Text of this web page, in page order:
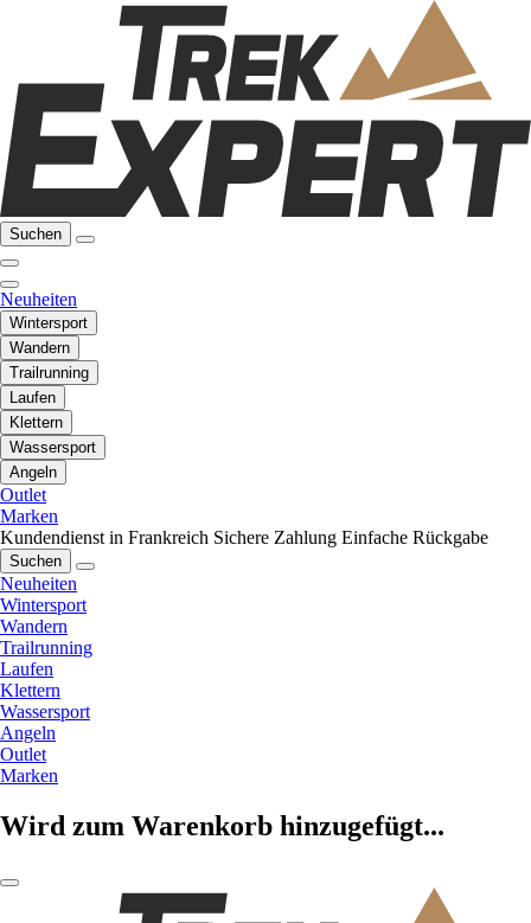
Suchen
Neuheiten
Wintersport
Wandern
Trailrunning
Laufen
Klettern
Wassersport
Angeln
Outlet
Marken
Kundendienst in Frankreich Sichere Zahlung Einfache Rückgabe
Suchen
Neuheiten
Wintersport
Wandern
Trailrunning
Laufen
Klettern
Wassersport
Angeln
Outlet
Marken
Wird zum Warenkorb hinzugefügt...